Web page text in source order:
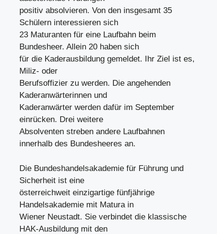
positiv absolvieren. Von den insgesamt 35
Schülern interessieren sich
23 Maturanten für eine Laufbahn beim
Bundesheer. Allein 20 haben sich
für die Kaderausbildung gemeldet. Ihr Ziel ist es,
Miliz- oder
Berufsoffizier zu werden. Die angehenden
Kaderanwärterinnen und
Kaderanwärter werden dafür im September
einrücken. Drei weitere
Absolventen streben andere Laufbahnen
innerhalb des Bundesheeres an.
Die Bundeshandelsakademie für Führung und
Sicherheit ist eine
österreichweit einzigartige fünfjährige
Handelsakademie mit Matura in
Wiener Neustadt. Sie verbindet die klassische
HAK-Ausbildung mit den